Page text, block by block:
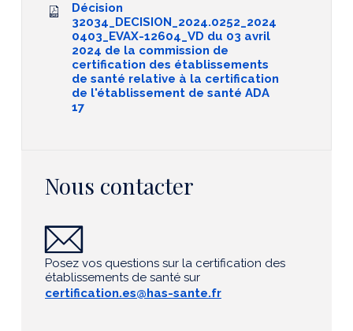
Décision
32034_DECISION_2024.0252_2024
0403_EVAX-12604_VD du 03 avril
2024 de la commission de
certification des établissements
de santé relative à la certification
de l'établissement de santé ADA
17
Nous contacter
Posez vos questions sur la certification des
établissements de santé sur
certification.es@has-sante.fr